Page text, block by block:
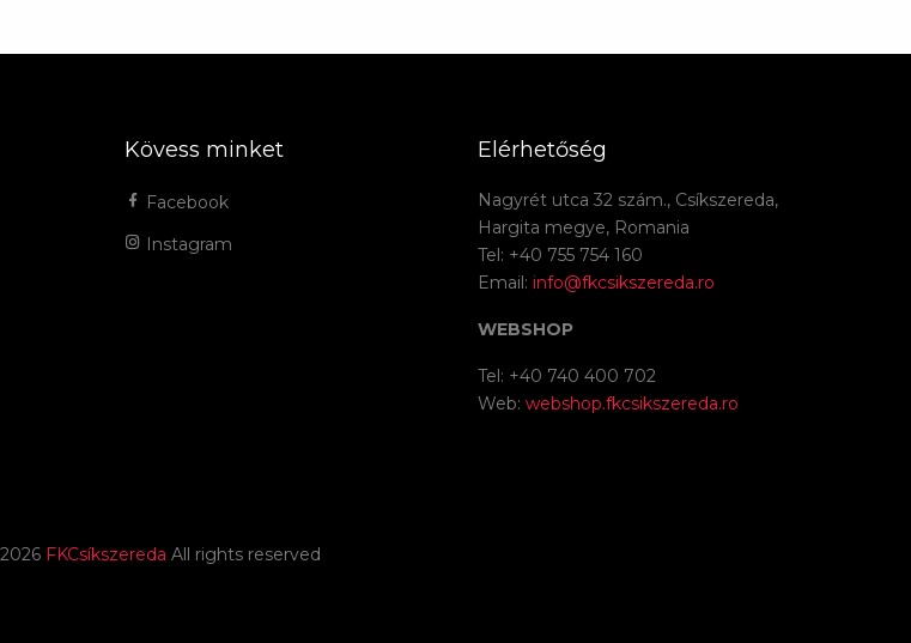
Kövess minket
Facebook
Instagram
Elérhetőség
Nagyrét utca 32 szám., Csíkszereda,
Hargita megye, Romania
Tel: +40 755 754 160
Email: info@fkcsikszereda.ro
WEBSHOP
Tel: +40 740 400 702
Web: webshop.fkcsikszereda.ro
2026 FKCsíkszereda All rights reserved